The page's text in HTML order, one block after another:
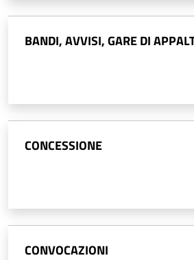
BANDI, AVVISI, GARE DI
CONCESSIONE
CONVOCAZIONI